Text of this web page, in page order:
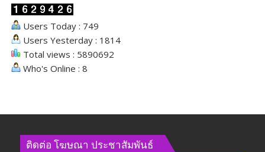
Users Today : 749
Users Yesterday : 1814
Total views : 5890692
Who's Online : 8
ติดต่อ​ โฆษณา​ ประชาสัมพันธ์